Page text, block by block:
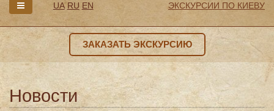
UA RU EN ЭКСКУРСИИ ПО КИЕВУ
ЗАКАЗАТЬ ЭКСКУРСИЮ
Новости